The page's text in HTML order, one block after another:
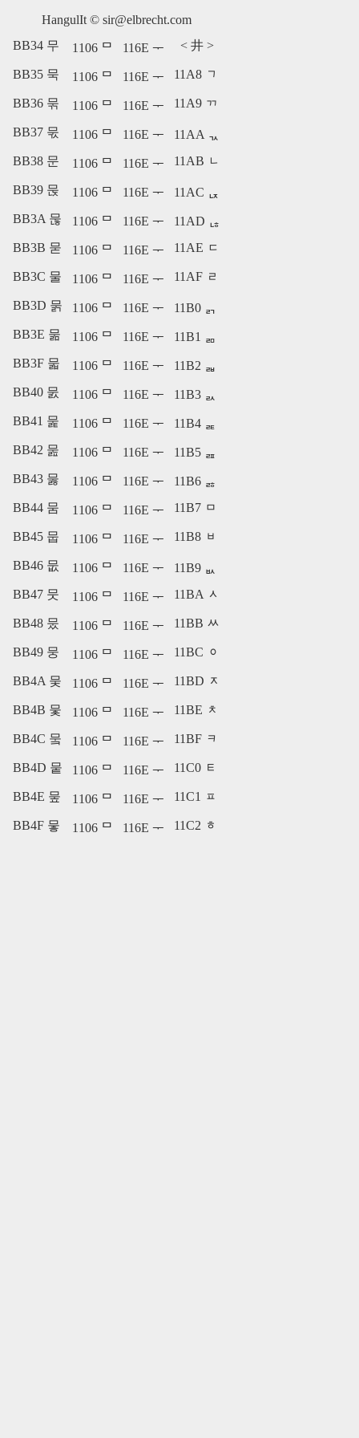
HangulIt © sir@elbrecht.com
BB34 무
1106 ᄆ 116E ᅮ < 井 >
BB35 묵 1106 ᄆ 116E ᅮ 11A8 ᆨ
BB36 묶 1106 ᄆ 116E ᅮ 11A9 ᆩ
BB37 묷 1106 ᄆ 116E ᅮ
11AA ᆪ
BB38 문
1106 ᄆ 116E ᅮ 11AB ᆫ
BB39 묹 1106 ᄆ 116E ᅮ
11AC ᆬ
BB3A 묺
1106 ᄆ 116E ᅮ
11AD ᆭ
BB3B 묻
1106 ᄆ 116E ᅮ 11AE ᆮ
BB3C 물 1106 ᄆ 116E ᅮ 11AF ᆯ
BB3D 묽 1106 ᄆ 116E ᅮ
11B0 ᆰ
BB3E 묾
1106 ᄆ 116E ᅮ
11B1 ᆱ
BB3F 묿
1106 ᄆ 116E ᅮ
11B2 ᆲ
BB40 뭀
1106 ᄆ 116E ᅮ
11B3 ᆳ
BB41 뭁
1106 ᄆ 116E ᅮ
11B4 ᆴ
BB42 뭂
1106 ᄆ 116E ᅮ
11B5 ᆵ
BB43 뭃
1106 ᄆ 116E ᅮ
11B6 ᆶ
BB44 뭄
1106 ᄆ 116E ᅮ 11B7 ᆷ
BB45 뭅 1106 ᄆ 116E ᅮ 11B8 ᆸ
BB46 뭆 1106 ᄆ 116E ᅮ
11B9 ᆹ
BB47 뭇
1106 ᄆ 116E ᅮ 11BA ᆺ
BB48 뭈 1106 ᄆ 116E ᅮ 11BB ᆻ
BB49 뭉 1106 ᄆ 116E ᅮ 11BC ᆼ
BB4A 뭊 1106 ᄆ 116E ᅮ 11BD ᆽ
BB4B 뭋 1106 ᄆ 116E ᅮ 11BE ᆾ
BB4C 뭌 1106 ᄆ 116E ᅮ 11BF ᆿ
BB4D 뭍 1106 ᄆ 116E ᅮ 11C0 ᇀ
BB4E 뭎 1106 ᄆ 116E ᅮ 11C1 ᇁ
BB4F 뭏 1106 ᄆ 116E ᅮ 11C2 ᇂ